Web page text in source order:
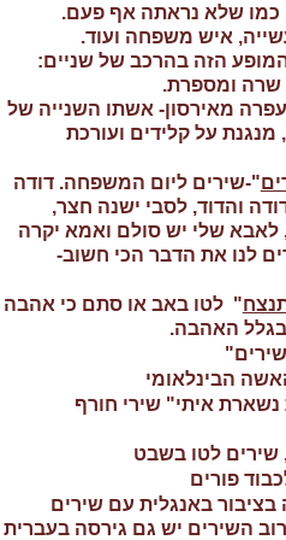
כמו שלא נראתה אף פעם.
איש משפחה ועוד.
הזה בהרכב של שניים:
שרה ומספרת.
מאירסון- אשתו השנייה של
על קלידים ועורכת
"-שירים ליום המשפחה. דודה
והדוד, לסבי ישנה חצר,
לאבא שלי יש סולם ואמא יקרה
לנו את הדבר הכי חשוב-
" לטו באב או סתם כי אהבה
בגלל האהבה.
הבינלאומי
איתי" שירי חורף
שירים לטו בשבט
פורים
בציבור באנגלית עם שירים
השירים יש גם גירסה בעברית